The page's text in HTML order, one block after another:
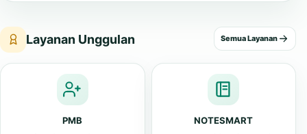
Layanan Digital
Layanan Unggulan Semua Layanan